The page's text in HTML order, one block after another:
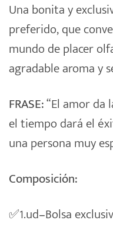
Una bonita y
preferido, que
mundo de placer
agradable aroma y
FRASE:“El amor da
el tiempo dará el
una persona muy
Composición:
✅1.ud–Bolsa